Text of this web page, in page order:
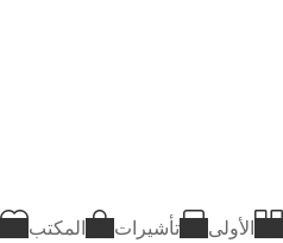
الأولى تأشيرات المكتب